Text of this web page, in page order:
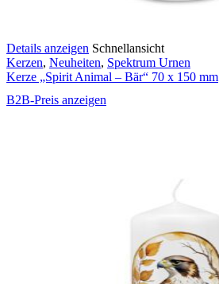
Details anzeigen Schnellansicht
Kerzen, Neuheiten, Spektrum Urnen
Kerze „Spirit Animal – Bär“ 70 x 150 mm
B2B-Preis anzeigen